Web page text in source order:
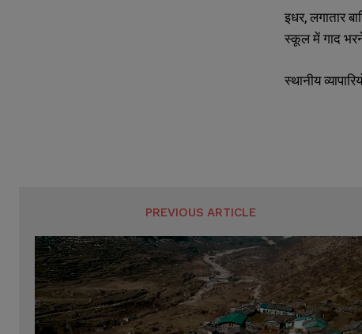
इधर, लगातार
स्कूल में गाद
स्थानीय
PREVIOUS ARTICLE